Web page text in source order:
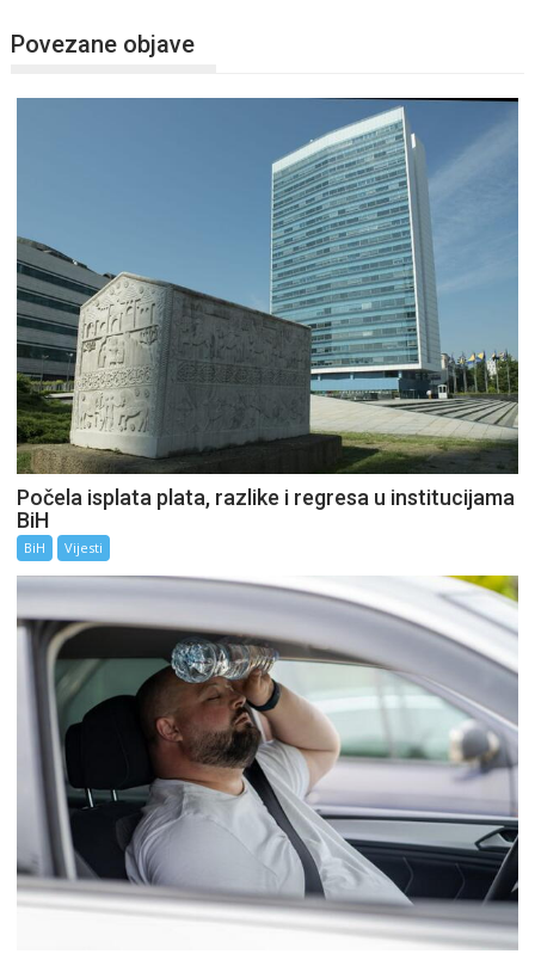
Povezane objave
Počela isplata plata, razlike i regresa u institucijama
BiH
BiH Vijesti